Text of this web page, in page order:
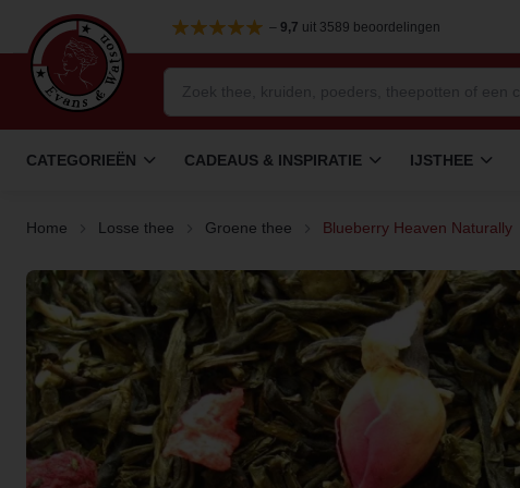
– 9,7 uit 3589 beoordelingen
CATEGORIEËN CADEAUS & INSPIRATIE IJSTHEE
Home Losse thee Groene thee Blueberry Heaven Naturally